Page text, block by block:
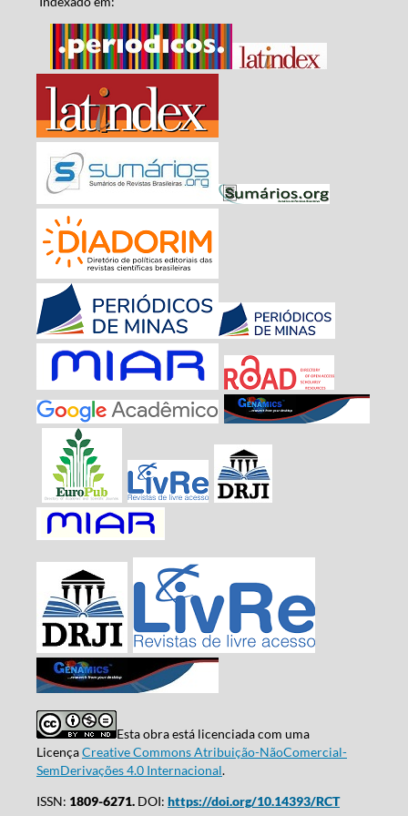
Esta obra está licenciada com uma
LicençaCreative Commons Atribuição-NãoComercial-
SemDerivações 4.0 Internacional.
ISSN: 1809-6271.DOI: https://doi.org/10.14393/RCT